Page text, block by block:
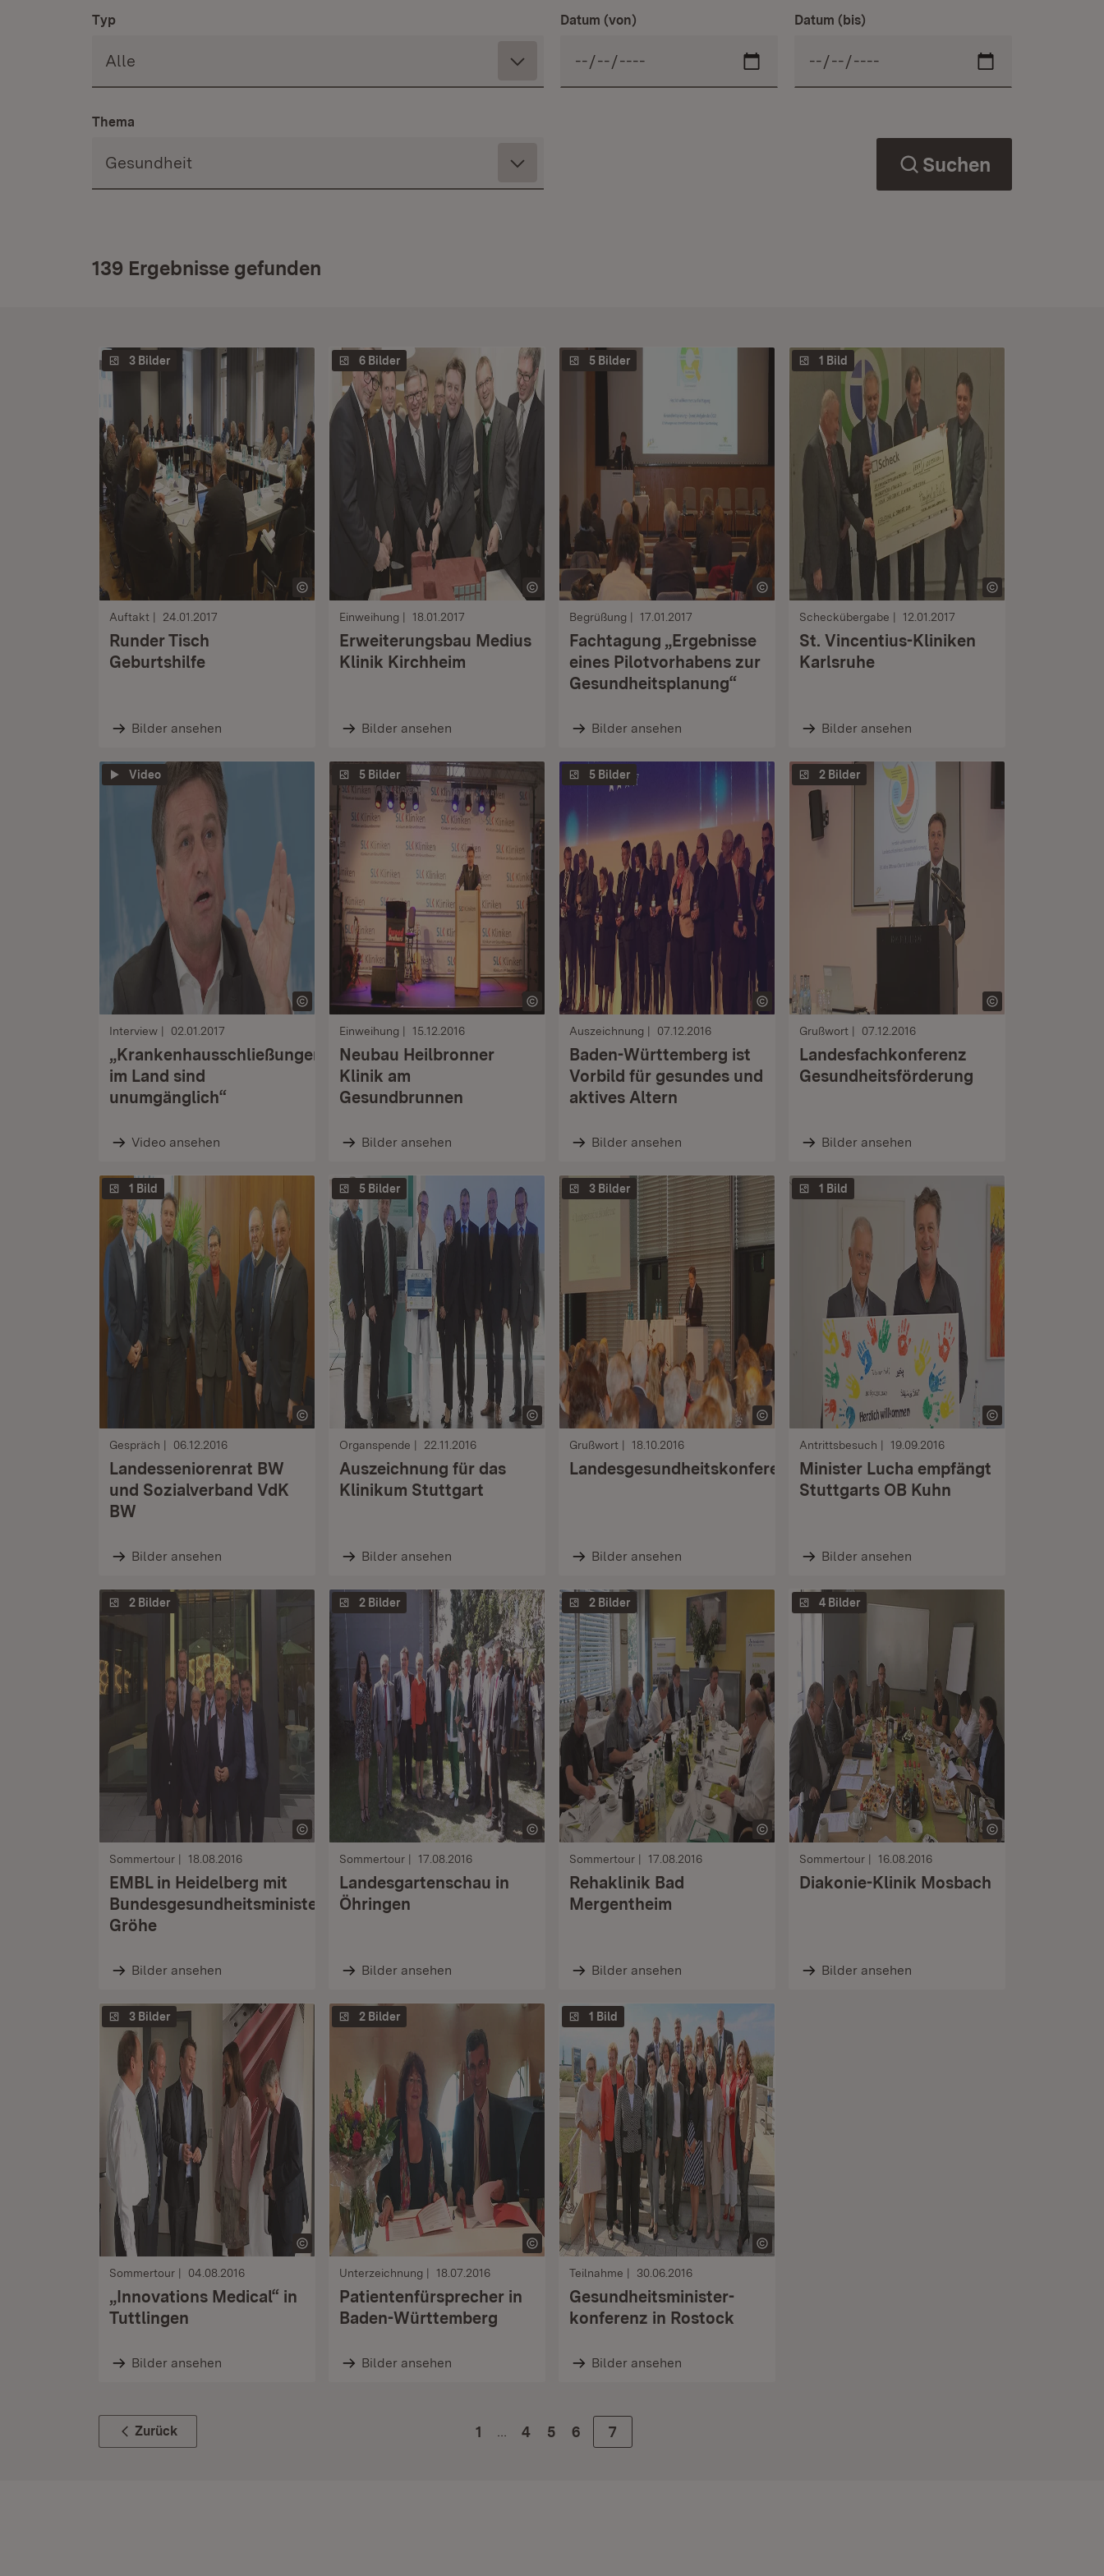
Typ Datum (von) Datum (bis)
Thema
Suchen
139 Ergebnisse gefunden
3 Bilder
Auftakt 24.01.2017
Runder Tisch
Geburtshilfe
Bilder ansehen
6 Bilder
Einweihung 18.01.2017
Erweiterungsbau Medius
Klinik Kirchheim
Bilder ansehen
5 Bilder
Begrüßung 17.01.2017
Fachtagung „Ergebnisse
eines Pilotvorhabens zur
Gesundheitsplanung“
Bilder ansehen
1 Bild
Scheckübergabe 12.01.2017
St. Vincentius-Kliniken
Karlsruhe
Bilder ansehen
Video
Interview 02.01.2017
„Krankenhausschließungen
im Land sind
unumgänglich“
Video ansehen
5 Bilder
Einweihung 15.12.2016
Neubau Heilbronner
Klinik am
Gesundbrunnen
Bilder ansehen
5 Bilder
Auszeichnung 07.12.2016
Baden-Württemberg ist
Vorbild für gesundes und
aktives Altern
Bilder ansehen
2 Bilder
Grußwort 07.12.2016
Landesfachkonferenz
Gesundheitsförderung
Bilder ansehen
1 Bild
Gespräch 06.12.2016
Landesseniorenrat BW
und Sozialverband VdK
BW
Bilder ansehen
5 Bilder
Organspende 22.11.2016
Auszeichnung für das
Klinikum Stuttgart
Bilder ansehen
3 Bilder
Grußwort 18.10.2016
Landesgesundheitskonferenz
Bilder ansehen
1 Bild
Antrittsbesuch 19.09.2016
Minister Lucha empfängt
Stuttgarts OB Kuhn
Bilder ansehen
2 Bilder
Sommertour 18.08.2016
EMBL in Heidelberg mit
Bundesgesundheitsminister
Gröhe
Bilder ansehen
2 Bilder
Sommertour 17.08.2016
Landesgartenschau in
Öhringen
Bilder ansehen
2 Bilder
Sommertour 17.08.2016
Rehaklinik Bad
Mergentheim
Bilder ansehen
4 Bilder
Sommertour 16.08.2016
Diakonie-Klinik Mosbach
Bilder ansehen
3 Bilder
Sommertour 04.08.2016
„Innovations Medical“ in
Tuttlingen
Bilder ansehen
2 Bilder
Unterzeichnung 18.07.2016
Patientenfürsprecher in
Baden-Württemberg
Bilder ansehen
1 Bild
Teilnahme 30.06.2016
Gesundheitsminister-
konferenz in Rostock
Bilder ansehen
Zurück 1 Zur Seite
4 Zur Seite
5 Zur Seite
6 Zur Seite
7